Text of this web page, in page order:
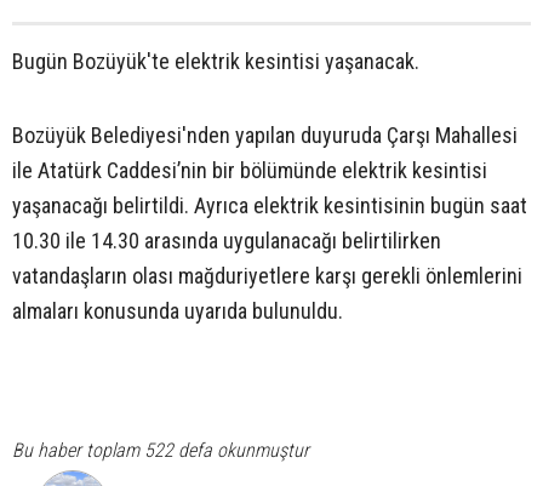
Bugün Bozüyük'te elektrik kesintisi yaşanacak.
Bozüyük Belediyesi'nden yapılan duyuruda Çarşı Mahallesi
ile Atatürk Caddesi’nin bir bölümünde elektrik kesintisi
yaşanacağı belirtildi. Ayrıca elektrik kesintisinin bugün saat
10.30 ile 14.30 arasında uygulanacağı belirtilirken
vatandaşların olası mağduriyetlere karşı gerekli önlemlerini
almaları konusunda uyarıda bulunuldu.
Bu haber toplam 522 defa okunmuştur